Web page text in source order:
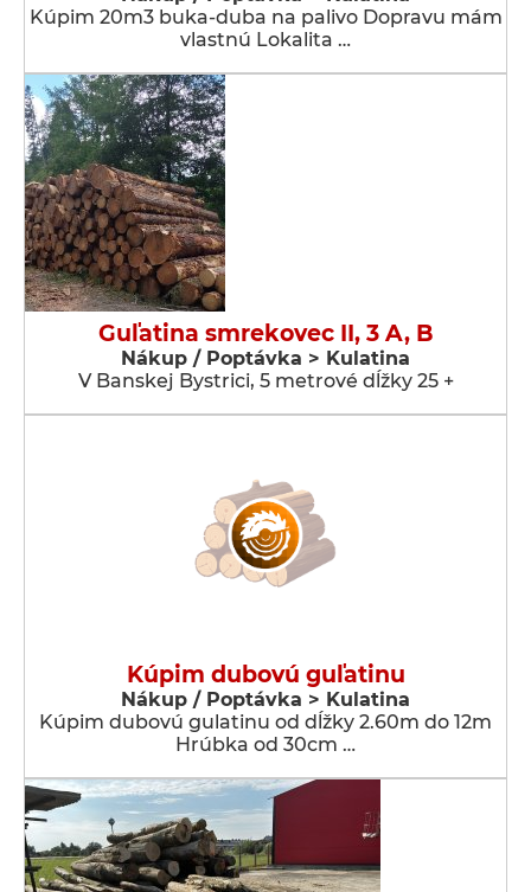
Kúpim 20m3 buka-duba na palivo Dopravu mám
vlastnú Lokalita …
Guľatina smrekovec II, 3 A, B
Nákup / Poptávka > Kulatina
V Banskej Bystrici, 5 metrové dĺžky 25 +
Kúpim dubovú guľatinu
Nákup / Poptávka > Kulatina
Kúpim dubovú gulatinu od dĺžky 2.60m do 12m
Hrúbka od 30cm …